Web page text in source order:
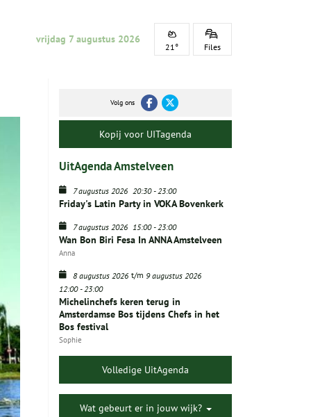
vrijdag 7 augustus 2026
21° Files
Volg ons
Kopij voor UITagenda
UitAgenda Amstelveen
7 augustus 2026 20:30-23:00
Friday's Latin Party in VOKA Bovenkerk
7 augustus 2026 15:00-23:00
Wan Bon Biri Fesa In ANNA Amstelveen
Anna
8 augustus 2026 t/m 9 augustus 2026
12:00-23:00
Michelinchefs keren terug in
Amsterdamse Bos tijdens Chefs in het
Bos festival
Sophie
Volledige UitAgenda
Wat gebeurt er in jouw wijk?